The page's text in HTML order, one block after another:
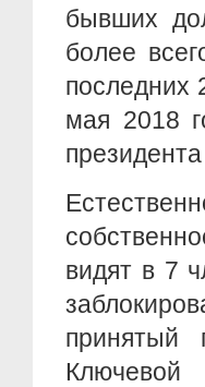
бывших
более
последних
мая 2018
видят в 7
принятый